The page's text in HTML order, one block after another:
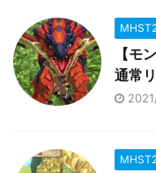
【モ
通常